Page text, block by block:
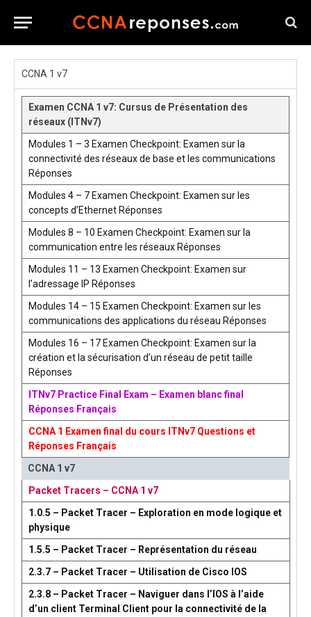
CCNA 1 v7
Examen CCNA 1 v7: Cursus de Présentation des
réseaux (ITNv7)
Modules 1 – 3 Examen Checkpoint: Examen sur la
connectivité des réseaux de base et les communications
Réponses
Modules 4 – 7 Examen Checkpoint: Examen sur les
concepts d’Ethernet Réponses
Modules 8 – 10 Examen Checkpoint: Examen sur la
communication entre les réseaux Réponses
Modules 11 – 13 Examen Checkpoint: Examen sur
l’adressage IP Réponses
Modules 14 – 15 Examen Checkpoint: Examen sur les
communications des applications du réseau Réponses
Modules 16 – 17 Examen Checkpoint: Examen sur la
création et la sécurisation d’un réseau de petit taille
Réponses
ITNv7 Practice Final Exam – Examen blanc final
Réponses Français
CCNA 1 Examen final du cours ITNv7 Questions et
Réponses Français
CCNA 1 v7
Packet Tracers – CCNA 1 v7
1.0.5 – Packet Tracer – Exploration en mode logique et
physique
1.5.5 – Packet Tracer – Représentation du réseau
2.3.7 – Packet Tracer – Utilisation de Cisco IOS
2.3.8 – Packet Tracer – Naviguer dans l’IOS à l’aide
d’un client Terminal Client pour la connectivité de la